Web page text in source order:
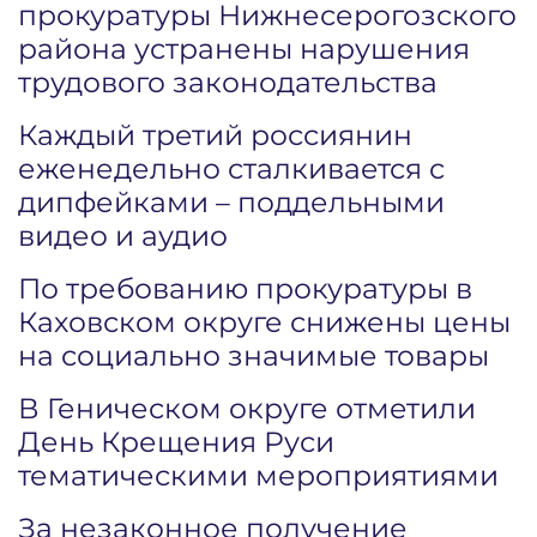
прокуратуры Нижнесерогозского
района устранены нарушения
трудового законодательства
Каждый третий россиянин
еженедельно сталкивается с
дипфейками – поддельными
видео и аудио
По требованию прокуратуры в
Каховском округе снижены цены
на социально значимые товары
В Геническом округе отметили
День Крещения Руси
тематическими мероприятиями
За незаконное получение